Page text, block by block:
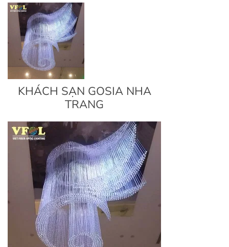
KHÁCH SẠN GOSIA NHA
TRANG